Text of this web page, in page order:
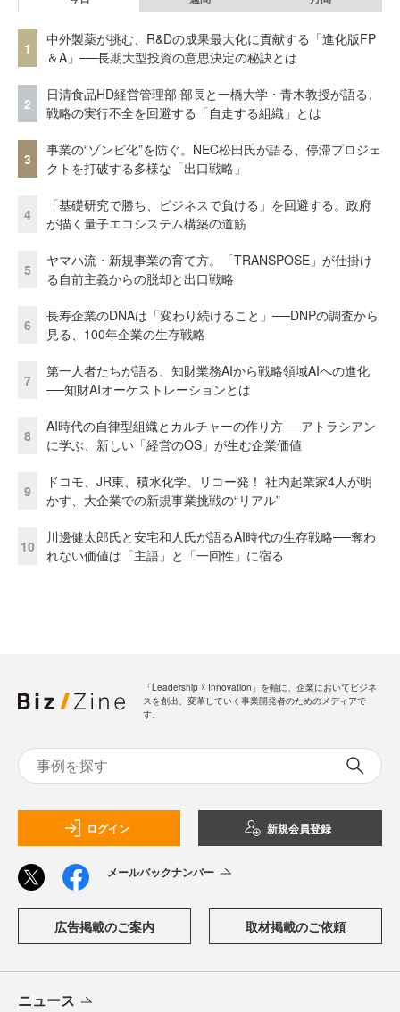
1
中外製薬が挑む、R&Dの成果最大化に貢献する「進化版FP
＆A」──長期大型投資の意思決定の秘訣とは
2
日清食品HD経営管理部 部長と一橋大学・青木教授が語る、
戦略の実行不全を回避する「自走する組織」とは
3
事業の“ゾンビ化”を防ぐ。NEC松田氏が語る、停滞プロジェ
クトを打破する多様な「出口戦略」
4
「基礎研究で勝ち、ビジネスで負ける」を回避する。政府
が描く量子エコシステム構築の道筋
5
ヤマハ流・新規事業の育て方。「TRANSPOSE」が仕掛け
る自前主義からの脱却と出口戦略
6
長寿企業のDNAは「変わり続けること」──DNPの調査から
見る、100年企業の生存戦略
7
第一人者たちが語る、知財業務AIから戦略領域AIへの進化
──知財AIオーケストレーションとは
8
AI時代の自律型組織とカルチャーの作り方──アトラシアン
に学ぶ、新しい「経営のOS」が生む企業価値
9
ドコモ、JR東、積水化学、リコー発！ 社内起業家4人が明
かす、大企業での新規事業挑戦の“リアル”
10
川邊健太郎氏と安宅和人氏が語るAI時代の生存戦略──奪わ
れない価値は「主語」と「一回性」に宿る
「Leadership ☓ Innovation」を軸に、企業においてビジネ
スを創出、変革していく事業開発者のためのメディアで
す。
ログイン 新規会員登録
メールバックナンバー
広告掲載のご案内 取材掲載のご依頼
ニュース